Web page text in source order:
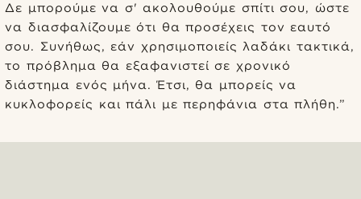
Δε μπορούμε να σ' ακολουθούμε σπίτι σου, ώστε
να διασφαλίζουμε ότι θα προσέχεις τον εαυτό
σου. Συνήθως, εάν χρησιμοποιείς λαδάκι τακτικά,
το πρόβλημα θα εξαφανιστεί σε χρονικό
διάστημα ενός μήνα. Έτσι, θα μπορείς να
κυκλοφορείς και πάλι με περηφάνια στα πλήθη.”